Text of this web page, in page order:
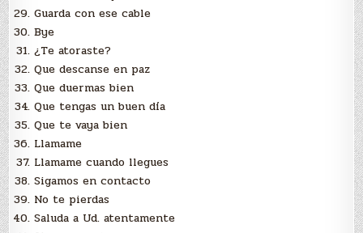
Guarda con ese cable
Bye
¿Te atoraste?
Que descanse en paz
Que duermas bien
Que tengas un buen día
Que te vaya bien
Llamame
Llamame cuando llegues
Sigamos en contacto
No te pierdas
Saluda a Ud. atentamente